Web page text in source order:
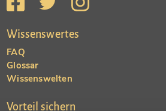
Wissenswertes
FAQ
Glossar
Wissenswelten
Vorteil sichern